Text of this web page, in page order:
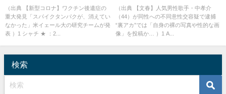
が、消えていなかった」米イェ
ール大の研究チームが発表 [シャ
チ★]
（出典 【新型コロナ】ワクチン後遺症の
重大発見「スパイクタンパクが、消えてい
なかった」米イェール大の研究チームが発
表 ）1 シャチ ★ ：2...
疑で逮捕 “裏アカ”では「自身の
裸の写真や性的な画像」を投稿
か… [Ailuropoda
（出典 【文春】人気男性歌手・中孝介
（44）が同性への不同意性交容疑で逮捕
“裏アカ”では「自身の裸の写真や性的な画
像」を投稿か… ）1 A...
検索